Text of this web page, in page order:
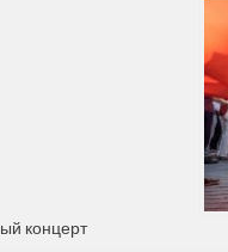
концерт